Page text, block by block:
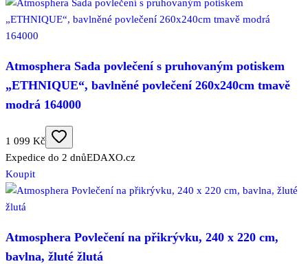
Atmosphera Sada povlečení s pruhovaným potiskem
„ETHNIQUE“, bavlněné povlečení 260x240cm tmavě
modrá 164000
1 099 Kč
Expedice do 2 dnůEDAXO.cz
Koupit
Atmosphera Povlečení na přikrývku, 240 x 220 cm,
bavlna, žluté žlutá